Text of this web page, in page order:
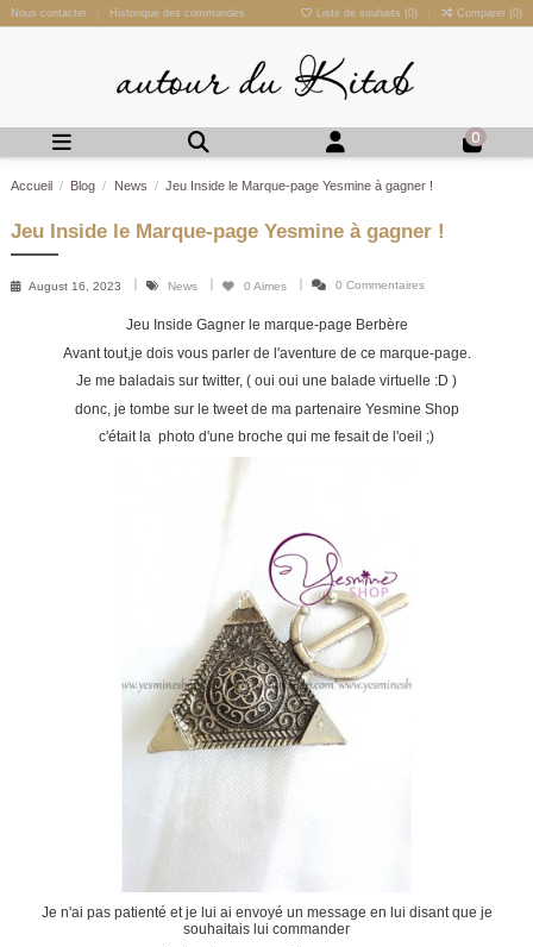
Nous contacter Historique des commandes Liste de souhaits (0) Comparer (0)
0
Accueil Blog News Jeu Inside le Marque-page Yesmine à gagner !
Jeu Inside le Marque-page Yesmine à gagner !
August 16, 2023 News 0 Aimes 0 Commentaires
Jeu Inside Gagner le marque-page Berbère
Avant tout,je dois vous parler de l'aventure de ce marque-page.
Je me baladais sur twitter, ( oui oui une balade virtuelle :D )
donc, je tombe sur le tweet de ma partenaire Yesmine Shop
c'était la photo d'une broche qui me fesait de l'oeil ;)
Je n'ai pas patienté et je lui ai envoyé un message en lui disant que je
souhaitais lui commander